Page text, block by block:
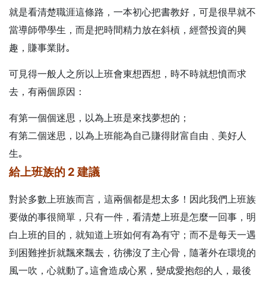
就是看清楚職涯這條路，一本初心把書教好，可是很早就不
當導師帶學生，而是把時間精力放在斜槓，經營投資的興
趣，賺事業財｡
可見得一般人之所以上班會東想西想，時不時就想憤而求
去，有兩個原因：
有第一個個迷思，以為上班是來找夢想的；
有第二個迷思，以為上班能為自己賺得財富自由﹑美好人
生｡
給上班族的 2 建議
對於多數上班族而言，這兩個都是想太多！因此我們上班族
要做的事很簡單，只有一件，看清楚上班是怎麼一回事，明
白上班的目的，就知道上班如何有為有守；而不是每天一遇
到困難挫折就飄來飄去，彷彿沒了主心骨，隨著外在環境的
風一吹，心就動了｡這會造成心累，變成愛抱怨的人，最後